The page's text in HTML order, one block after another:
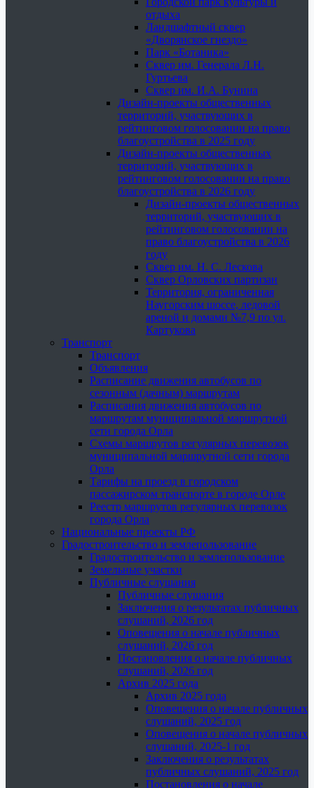
отдыха
Ландшафтный сквер
«Дворянское гнездо»
Парк «Ботаника»
Сквер им. Генерала Л.Н.
Гуртьева
Сквер им. И.А. Бунина
Дизайн-проекты общественных
территорий, участвующих в
рейтинговом голосовании на право
благоустройства в 2025 году
Дизайн-проекты общественных
территорий, участвующих в
рейтинговом голосовании на право
благоустройства в 2026 году
Дизайн-проекты общественных
территорий, участвующих в
рейтинговом голосовании на
право благоустройства в 2026
году
Сквер им. Н. С. Лескова
Сквер Орловских партизан
Территория, ограниченная
Наугорским шоссе, ледовой
ареной и домами №7,9 по ул.
Картукова
Транспорт
Транспорт
Объявления
Расписание движения автобусов по
сезонным (дачным) маршрутам
Расписания движения автобусов по
маршрутам муниципальной маршрутной
сети города Орла
Схемы маршрутов регулярных перевозок
муниципальной маршрутной сети города
Орла
Тарифы на проезд в городском
пассажирском транспорте в городе Орле
Реестр маршрутов регулярных перевозок
города Орла
Национальные проекты РФ
Градостроительство и землепользование
Градостроительство и землепользование
Земельные участки
Публичные слушания
Публичные слушания
Заключения о результатах публичных
слушаний, 2026 год
Оповещения о начале публичных
слушаний, 2026 год
Постановления о начале публичных
слушаний, 2026 год
Архив 2025 года
Архив 2025 года
Оповещения о начале публичных
слушаний, 2025 год
Оповещения о начале публичных
слушаний, 2025-1 год
Заключения о результатах
публичных слушаний, 2025 год
Постановления о начале